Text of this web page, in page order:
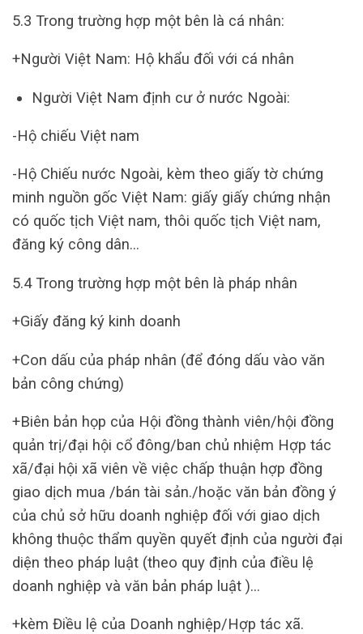
5.3 Trong trường hợp một bên là cá nhân:
+Người Việt Nam: Hộ khẩu đối với cá nhân
Người Việt Nam định cư ở nước Ngoài:
-Hộ chiếu Việt nam
-Hộ Chiếu nước Ngoài, kèm theo giấy tờ chứng
minh nguồn gốc Việt Nam: giấy giấy chứng nhận
có quốc tịch Việt nam, thôi quốc tịch Việt nam,
đăng ký công dân…
5.4 Trong trường hợp một bên là pháp nhân
+Giấy đăng ký kinh doanh
+Con dấu của pháp nhân (để đóng dấu vào văn
bản công chứng)
+Biên bản họp của Hội đồng thành viên/hội đồng
quản trị/đại hội cổ đông/ban chủ nhiệm Hợp tác
xã/đại hội xã viên về việc chấp thuận hợp đồng
giao dịch mua /bán tài sản./hoặc văn bản đồng ý
của chủ sở hữu doanh nghiệp đối với giao dịch
không thuộc thẩm quyền quyết định của người đại
diện theo pháp luật (theo quy định của điều lệ
doanh nghiệp và văn bản pháp luật )…
+kèm Điều lệ của Doanh nghiệp/Hợp tác xã.